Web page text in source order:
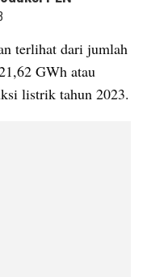
from external kumparan
terlihat dari jumlah
GWh atau
listrik tahun 2023.